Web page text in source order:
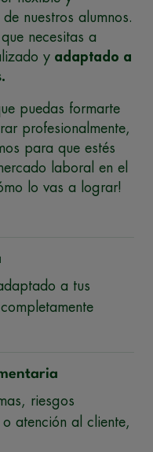
nuestros alumnos.
necesitas a
y adaptado a
puedas formarte
profesionalmente,
para que estés
laboral en el
lo vas a lograr!
a tus
riesgos
atención al cliente,